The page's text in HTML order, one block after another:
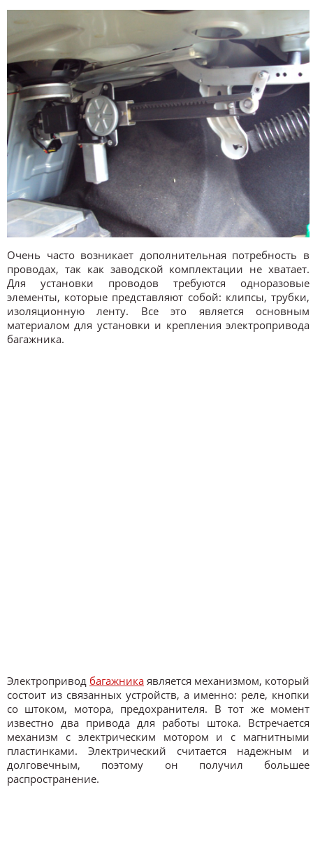
Очень часто возникает дополнительная потребность в
проводах, так как заводской комплектации не хватает.
Для установки проводов требуются одноразовые
элементы, которые представляют собой: клипсы, трубки,
изоляционную ленту. Все это является основным
материалом для установки и крепления электропривода
багажника.
Электропривод багажника является механизмом, который
состоит из связанных устройств, а именно: реле, кнопки
со штоком, мотора, предохранителя. В тот же момент
известно два привода для работы штока. Встречается
механизм с электрическим мотором и с магнитными
пластинками. Электрический считается надежным и
долговечным, поэтому он получил большее
распространение.